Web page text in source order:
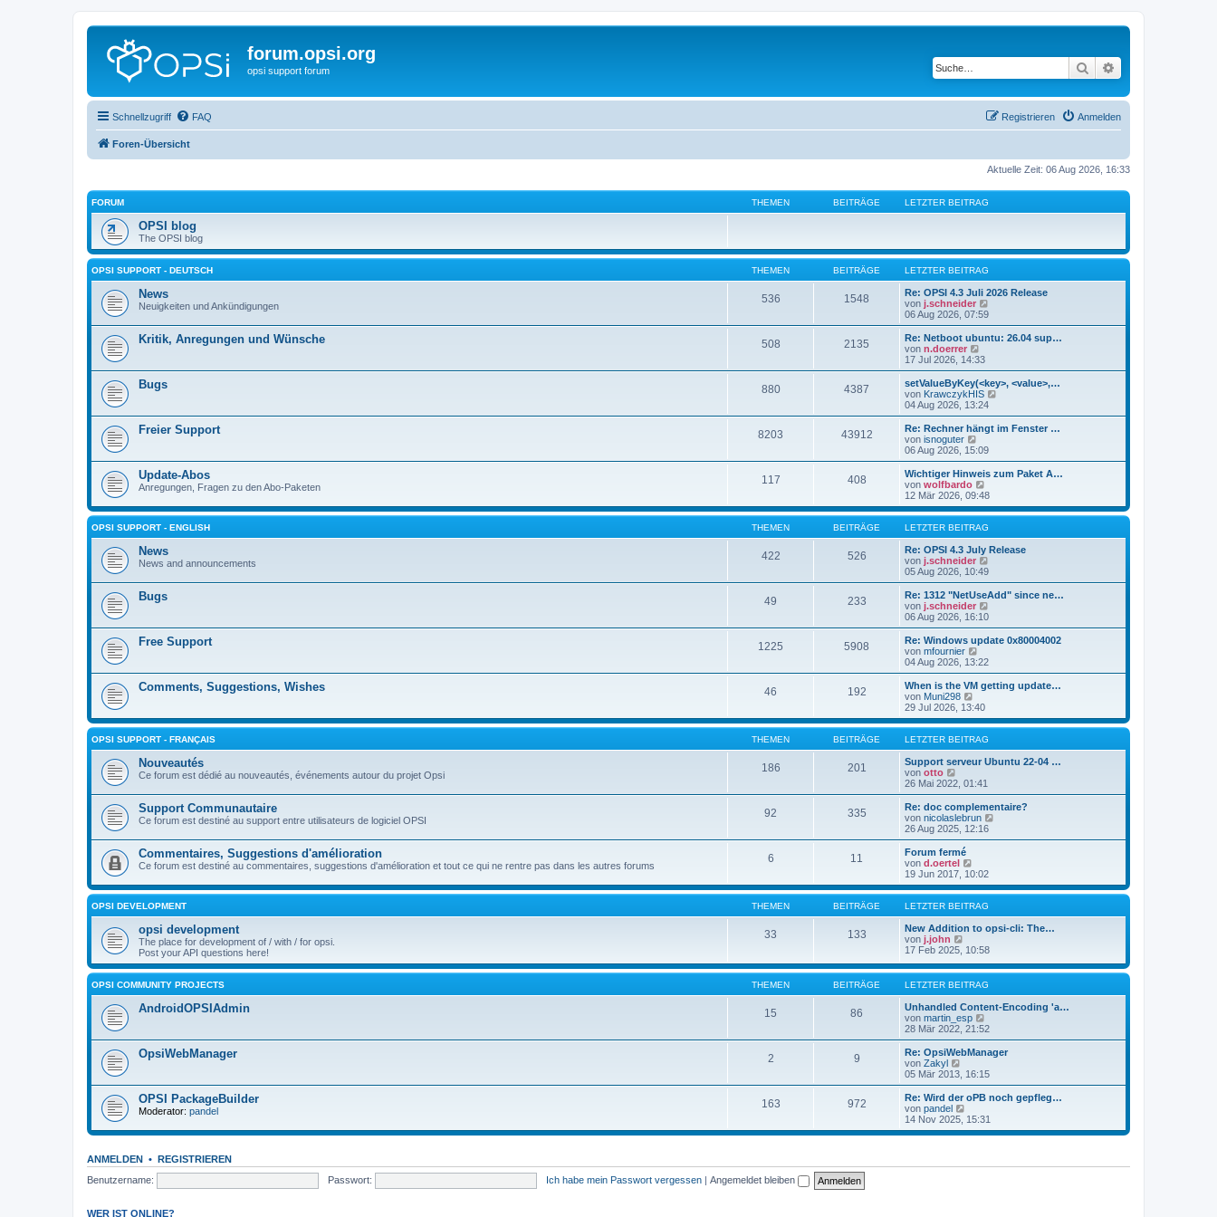
forum.opsi.org
opsi support forum Suche
Schnellzugriff FAQ Anmelden
Registrieren
Foren-Übersicht
Aktuelle Zeit: 06 Aug 2026, 16:33
FORUM THEMEN BEITRÄGE LETZTER BEITRAG
OPSI blog
The OPSI blog
OPSI SUPPORT - DEUTSCH THEMEN BEITRÄGE LETZTER BEITRAG
News
Neuigkeiten und Ankündigungen
536 1548
Re: OPSI 4.3 Juli 2026 Release
von j.schneider
u
e
B
e
r
06 Aug 2026, 07:59
Kritik, Anregungen und Wünsche 508 2135
Re: Netboot ubuntu: 26.04 sup…
von n.doerrer
e
u
e
s
t
B
e
i
r
a
g
17 Jul 2026, 14:33
Bugs 880 4387
setValueByKey(<key>, <value>,…
von KrawczykHIS
u
e
B
t
g
04 Aug 2026, 13:24
Freier Support 8203 43912
Re: Rechner hängt im Fenster …
von isnoguter
e
u
e
s
t
r
B
e
i
t
r
06 Aug 2026, 15:09
Update-Abos
Anregungen, Fragen zu den Abo-Paketen
117 408
Wichtiger Hinweis zum Paket A…
von wolfbardo
e
u
e
s
t
e
r
B
e
i
t
r
g
12 Mär 2026, 09:48
OPSI SUPPORT - ENGLISH THEMEN BEITRÄGE LETZTER BEITRAG
News
News and announcements
422 526
Re: OPSI 4.3 July Release
von j.schneider
u
e
B
r
05 Aug 2026, 10:49
Bugs 49 233
Re: 1312 "NetUseAdd" since ne…
von j.schneider
u
e
B
t
g
06 Aug 2026, 16:10
Free Support 1225 5908
Re: Windows update 0x80004002
von mfournier
e
u
e
s
t
r
B
e
i
r
04 Aug 2026, 13:22
Comments, Suggestions, Wishes 46 192
When is the VM getting update…
von Muni298
e
u
e
s
t
e
B
e
i
t
r
29 Jul 2026, 13:40
OPSI SUPPORT - FRANÇAIS THEMEN BEITRÄGE LETZTER BEITRAG
Nouveautés
Ce forum est dédié au nouveautés, événements autour du projet Opsi
186 201
Support serveur Ubuntu 22-04 …
von otto
e
u
e
s
t
e
B
e
t
r
a
g
26 Mai 2022, 01:41
Support Communautaire
Ce forum est destiné au support entre utilisateurs de logiciel OPSI
92 335
Re: doc complementaire?
von nicolaslebrun
u
r
e
i
g
26 Aug 2025, 12:16
Commentaires, Suggestions d'amélioration
Ce forum est destiné au commentaires, suggestions d'amélioration et tout ce qui ne rentre pas dans les autres forums
6 11
Forum fermé
von d.oertel
e
u
e
s
t
e
B
i
t
a
g
19 Jun 2017, 10:02
OPSI DEVELOPMENT THEMEN BEITRÄGE LETZTER BEITRAG
opsi development
The place for development of / with / for opsi.
Post your API questions here!
33 133
New Addition to opsi-cli: The…
von j.john
e
e
s
e
r
B
e
t
r
a
g
17 Feb 2025, 10:58
OPSI COMMUNITY PROJECTS THEMEN BEITRÄGE LETZTER BEITRAG
AndroidOPSIAdmin 15 86
Unhandled Content-Encoding 'a…
von martin_esp
e
u
e
t
B
e
i
t
g
28 Mär 2022, 21:52
OpsiWebManager 2 9
Re: OpsiWebManager
von Zakyl
e
u
e
s
t
e
r
i
05 Mär 2013, 16:15
OPSI PackageBuilder
Moderator: pandel
163 972
Re: Wird der oPB noch gepfleg…
von pandel
e
u
14 Nov 2025, 15:31
ANMELDEN • REGISTRIEREN
Benutzername:
Passwort: Ich habe mein Passwort vergessen | Angemeldet bleiben
WER IST ONLINE?